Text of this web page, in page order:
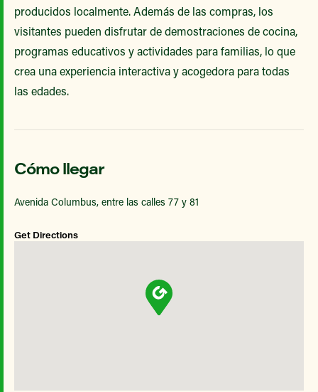
producidos localmente. Además de las compras, los
visitantes pueden disfrutar de demostraciones de cocina,
programas educativos y actividades para familias, lo que
crea una experiencia interactiva y acogedora para todas
las edades.
Cómo llegar
Avenida Columbus, entre las calles 77 y 81
Get Directions